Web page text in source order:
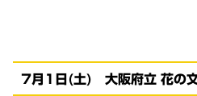
7月1日(土) 大阪府立 花の